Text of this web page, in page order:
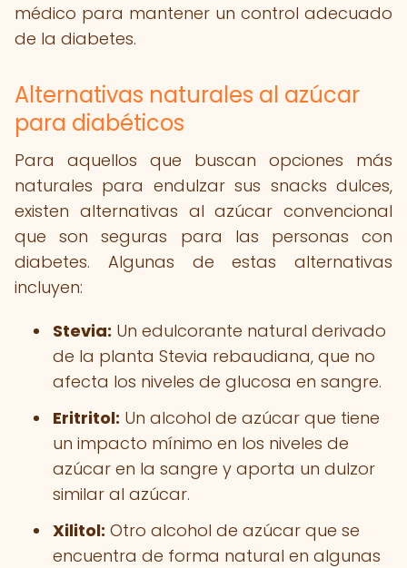
médico para mantener un control adecuado
de la diabetes.
Alternativas naturales al azúcar
para diabéticos
Para aquellos que buscan opciones más
naturales para endulzar sus snacks dulces,
existen alternativas al azúcar convencional
que son seguras para las personas con
diabetes. Algunas de estas alternativas
incluyen:
Stevia: Un edulcorante natural derivado
de la planta Stevia rebaudiana, que no
afecta los niveles de glucosa en sangre.
Eritritol: Un alcohol de azúcar que tiene
un impacto mínimo en los niveles de
azúcar en la sangre y aporta un dulzor
similar al azúcar.
Xilitol: Otro alcohol de azúcar que se
encuentra de forma natural en algunas